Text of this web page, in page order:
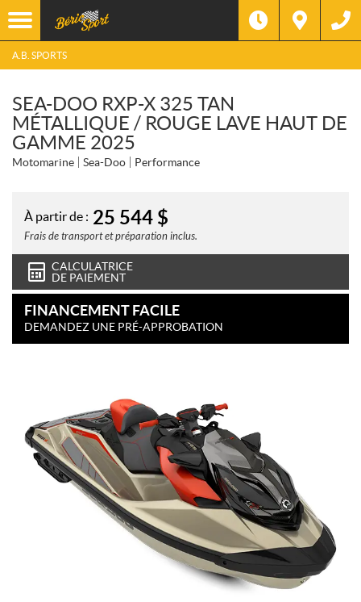
A.B. SPORTS
SEA-DOO RXP-X 325 TAN
MÉTALLIQUE / ROUGE LAVE HAUT DE
GAMME 2025
Motomarine Sea-Doo Performance
À partir de : 25 544 $
Frais de transport et préparation inclus.
CALCULATRICE
DE PAIEMENT
FINANCEMENT FACILE
DEMANDEZ UNE PRÉ-APPROBATION